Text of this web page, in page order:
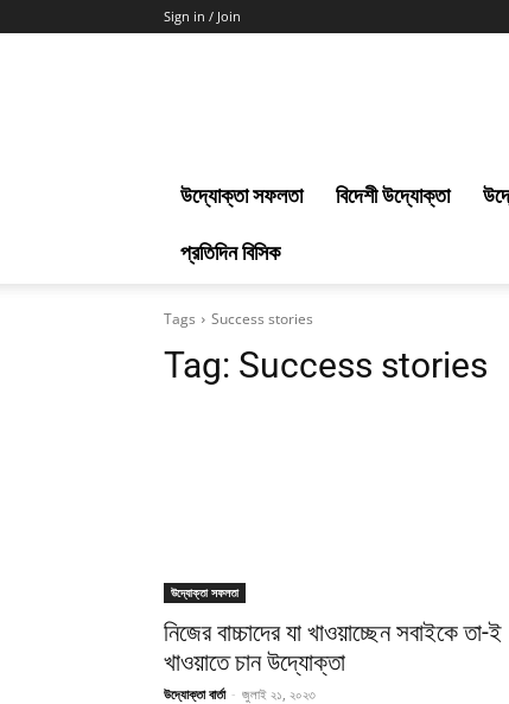
Sign in / Join
উদ্যোক্তা সফলতা বিদেশী উদ্যোক্তা
প্রতিদিন বিসিক
Tags Success stories
Tag: Success stories
উদ্যোক্তা সফলতা
নিজের বাচ্চাদের যা খাওয়াচ্ছেন সবাইকে তা-ই
খাওয়াতে চান উদ্যোক্তা
উদ্যোক্তা বার্তা - জুলাই ২১, ২০২৩